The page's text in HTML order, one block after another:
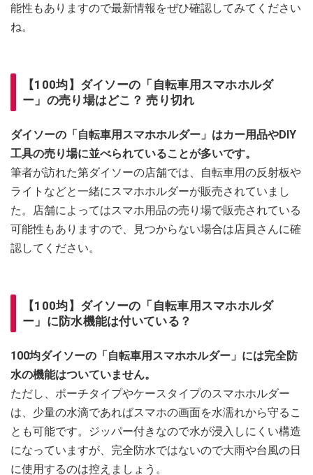
能性もありますので最新情報をぜひ確認してみてください
ね。
【100均】ダイソーの「自転車用スマホホルダ
ー」の売り場はどこ？ 売り切れ
ダイソーの「自転車用スマホホルダー」はカー用品やDIY
工具の売り場に並べられていることが多いです。
筆者が訪れた第ダイソーの店舗では、自転車用の反射板や
ライトなどと一緒にスマホホルダーが販売されていまし
た。店舗によってはスマホ用品の売り場で販売されている
可能性もありますので、見つからない場合は店員さんに確
認してください。
【100均】ダイソーの「自転車用スマホホルダ
ー」に防水機能は付いている？
100均ダイソーの「自転車用スマホホルダー」には完全防
水の機能はついていません。
ただし、ポーチタイプやケースタイプのスマホホルダー
は、少量の水滴であればスマホの画面を水濡れから守るこ
とも可能です。ジッパー付きなので水が浸入しにくい構造
になっていますが、完全防水ではないので大雨や台風の日
に使用するのは控えましょう。